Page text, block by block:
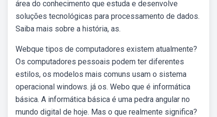
área do conhecimento que estuda e desenvolve
soluções tecnológicas para processamento de dados.
Saiba mais sobre a história, as.
Webque tipos de computadores existem atualmente?
Os computadores pessoais podem ter diferentes
estilos, os modelos mais comuns usam o sistema
operacional windows. já os. Webo que é informática
básica. A informática básica é uma pedra angular no
mundo digital de hoje. Mas o que realmente significa?